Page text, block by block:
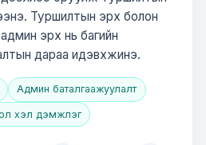
Туршилтын эрх болон
эрх нь багийн
дараа идэвхжинэ.
Админ баталгаажуулалт
хэл дэмжлэг